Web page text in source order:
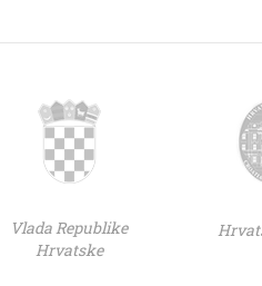
Vlada Republike
Hrvatske